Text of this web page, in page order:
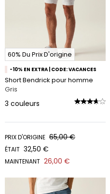
60% Du Prix D'origine
-10% EN EXTRA | CODE: VACANCES
Short Bendrick pour homme
Gris
3 couleurs
PRIX D'ORIGINE 65,00 €
ÉTAIT 32,50 €
MAINTENANT 26,00 €